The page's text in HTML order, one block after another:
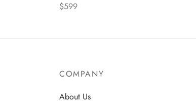
$599
COMPANY
About Us